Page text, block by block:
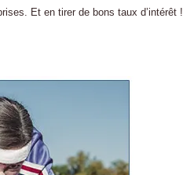
Et en tirer de bons taux d’intérêt !